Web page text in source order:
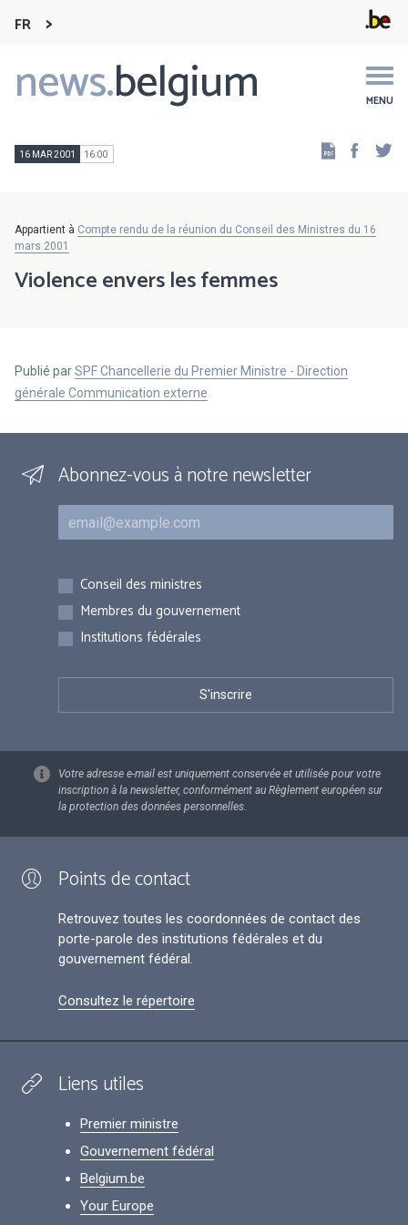
FR
news.belgium MENU
Main
navigation
16 MAR 2001 16:00
Appartient à Compte rendu de la réunion du Conseil des Ministres du 16
mars 2001
Violence envers les femmes
Publié parSPF Chancellerie du Premier Ministre - Direction
générale Communication externe
Abonnez-vous à notre newsletter
Courriel
Inscriptions
Conseil des ministres
Membres du gouvernement
Institutions fédérales
Votre adresse e-mail est uniquement conservée et utilisée pour votre
inscription à la newsletter, conformément au Règlement européen sur
la protection des données personnelles.
Points de contact
Retrouvez toutes les coordonnées de contact des
porte-parole des institutions fédérales et du
gouvernement fédéral.
Consultez le répertoire
Liens utiles
Premier ministre
Gouvernement fédéral
Belgium.be
Your Europe